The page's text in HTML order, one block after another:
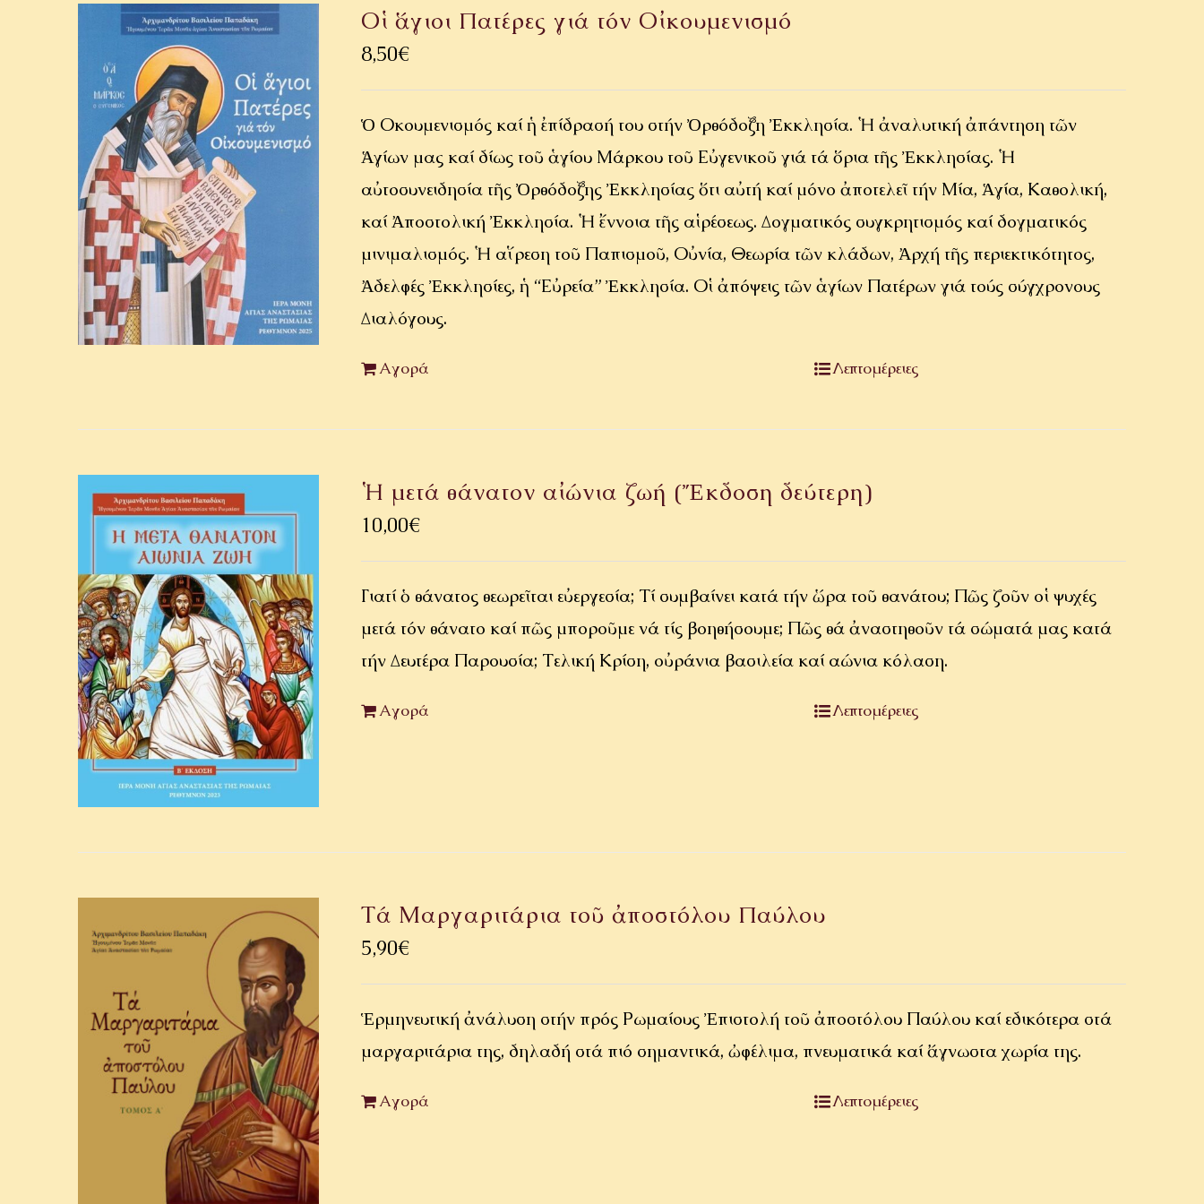
Οἱ ἅγιοι Πατέρες γιά τόν Οἰκουμενισμό
8,50€
Ὁ Οἰκουμενισμός καί ἡ ἐπίδρασή του στήν Ὀρθόδοξη Ἐκκλησία. Ἡ ἀναλυτική ἀπάντηση τῶν
Ἁγίων μας καί ἰδίως τοῦ ἁγίου Μάρκου τοῦ Εὐγενικοῦ γιά τά ὅρια τῆς Ἐκκλησίας. Ἡ
αὐτοσυνειδησία τῆς Ὀρθόδοξης Ἐκκλησίας ὅτι αὐτή καί μόνο ἀποτελεῖ τήν Μία, Ἁγία, Καθολική,
καί Ἀποστολική Ἐκκλησία. Ἡ ἔννοια τῆς αἱρέσεως. Δογματικός συγκρητισμός καί δογματικός
μινιμαλισμός. Ἡ αἵρεση τοῦ Παπισμοῦ, Οὐνία, Θεωρία τῶν κλάδων, Ἀρχή τῆς περιεκτικότητος,
Ἀδελφές Ἐκκλησίες, ἡ “Εὐρεία” Ἐκκλησία. Οἱ ἀπόψεις τῶν ἁγίων Πατέρων γιά τούς σύγχρονους
Διαλόγους.
Αγορά Λεπτομέρειες
Ἡ μετά θάνατον αἰώνια ζωή (Ἔκδοση δεύτερη)
10,00€
Γιατί ὁ θάνατος θεωρεῖται εὐεργεσία; Τί συμβαίνει κατά τήν ὥρα τοῦ θανάτου; Πῶς ζοῦν οἱ ψυχές
μετά τόν θάνατο καί πῶς μποροῦμε νά τίς βοηθήσουμε; Πῶς θά ἀναστηθοῦν τά σώματά μας κατά
τήν Δευτέρα Παρουσία; Τελική Κρίση, οὐράνια βασιλεία καί αἰώνια κόλαση.
Αγορά Λεπτομέρειες
Τά Μαργαριτάρια τοῦ ἀποστόλου Παύλου
5,90€
Ἑρμηνευτική ἀνάλυση στήν πρός Ρωμαίους Ἐπιστολή τοῦ ἀποστόλου Παύλου καί εἰδικότερα στά
μαργαριτάρια της, δηλαδή στά πιό σημαντικά, ὠφέλιμα, πνευματικά καί ἄγνωστα χωρία της.
Αγορά Λεπτομέρειες